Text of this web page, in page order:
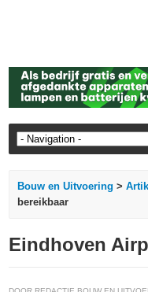
Bouw en Uitvoering >
bereikbaar
Eindhoven